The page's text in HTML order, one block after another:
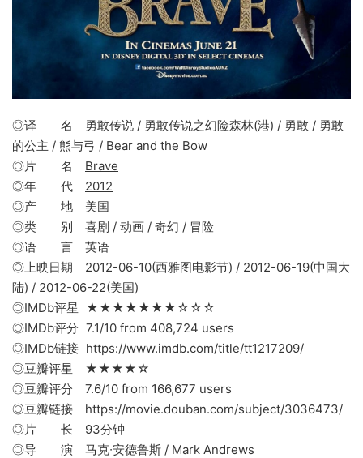
◎译 名 勇敢传说 / 勇敢传说之幻险森林(港) / 勇敢 / 勇敢
的公主 / 熊与弓 / Bear and the Bow
◎片 名 Brave
◎年 代 2012
◎产 地 美国
◎类 别 喜剧 / 动画 / 奇幻 / 冒险
◎语 言 英语
◎上映日期 2012-06-10(西雅图电影节) / 2012-06-19(中国大
陆) / 2012-06-22(美国)
◎IMDb评星 ★★★★★★★☆☆☆
◎IMDb评分 7.1/10 from 408,724 users
◎IMDb链接 https://www.imdb.com/title/tt1217209/
◎豆瓣评星 ★★★★☆
◎豆瓣评分 7.6/10 from 166,677 users
◎豆瓣链接 https://movie.douban.com/subject/3036473/
◎片 长 93分钟
◎导 演 马克∙安德鲁斯 / Mark Andrews